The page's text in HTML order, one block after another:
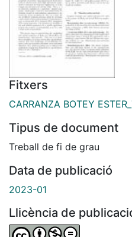
Fitxers
CARRANZA BOTEY
Tipus de document
Treball de fi de grau
Data de publicació
2023-01
Llicència de